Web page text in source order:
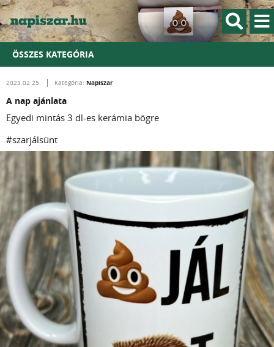
ÖSSZES KATEGÓRIA
2023.02.25. Kategória: Napiszar
A nap ajánlata
Egyedi mintás 3 dl-es kerámia bögre
#szarjálsünt